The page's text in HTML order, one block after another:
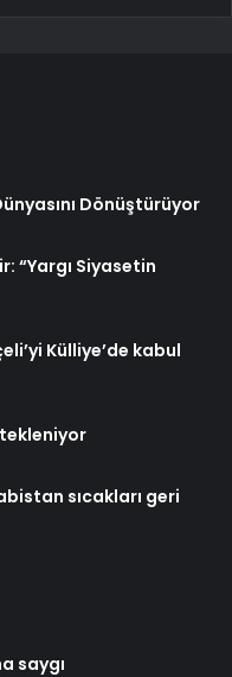
Dönüştürüyor
“Yargı Siyasetin
Külliye’de kabul
sıcakları geri
saygı